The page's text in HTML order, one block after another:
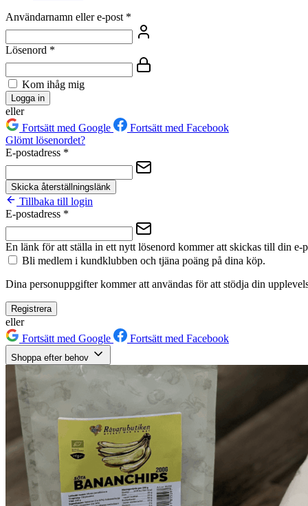
Användarnamn eller e-post *
Lösenord *
Kom ihåg mig
Logga in
eller
Fortsätt med Google
Fortsätt med Facebook
Glömt lösenordet?
E-postadress *
Skicka återställningslänk
Tillbaka till login
E-postadress *
En länk för att ställa in ett nytt lösenord kommer att skickas till din e-
Bli medlem i kundklubben och tjäna poäng på dina köp.
Dina personuppgifter kommer att användas för att stödja din
Registrera
eller
Fortsätt med Google
Fortsätt med Facebook
Shoppa efter behov